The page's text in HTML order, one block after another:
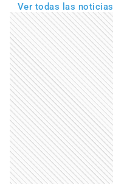
Ver todas las noticias